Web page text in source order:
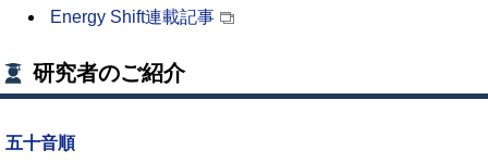
Energy Shift連載記事
研究者のご紹介
五十音順